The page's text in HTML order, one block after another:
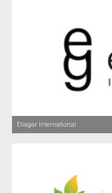
Eliagar International